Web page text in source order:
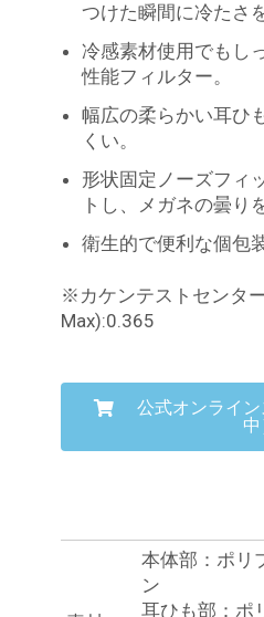
つけた瞬間に冷たさ
冷感素材使用でもし
性能フィルター。
幅広の柔らかい耳ひ
くい。
形状固定ノーズフィ
トし、メガネの曇り
衛生的で便利な個包装
※カケンテストセンタ
Max):0.365
公式オンライ
中
本体部：ポリ
ン
耳ひも部：ポ